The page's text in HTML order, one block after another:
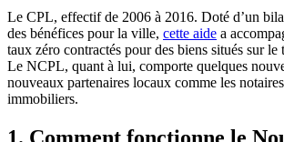
Le CPL, effectif de 2006 à 2016. Doté d’un
des bénéfices pour la ville, cette aide a
taux zéro contractés pour des biens situés sur
Le NCPL, quant à lui, comporte quelques
nouveaux partenaires locaux comme les
immobiliers.